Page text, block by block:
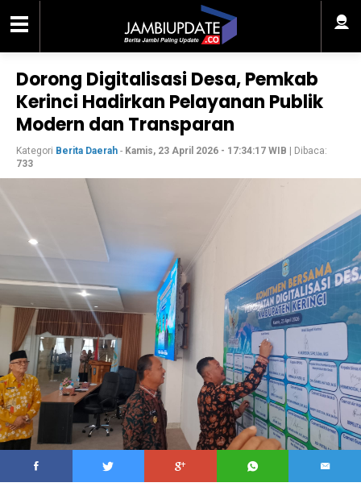
Dorong Digitalisasi Desa, Pemkab
Kerinci Hadirkan Pelayanan Publik
Modern dan Transparan
Kategori Berita Daerah - Kamis, 23 April 2026 - 17:34:17 WIB | Dibaca:
733